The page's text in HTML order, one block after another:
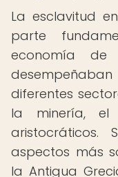
La esclavitud
parte
economía
diferentes
la minería, el
aspectos más
la Antigua